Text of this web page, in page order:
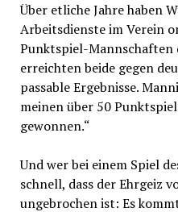
Über etliche Jahre haben
Arbeitsdienste im Verein
Punktspiel-Mannschaften
erreichten beide gegen
passable Ergebnisse.
meinen über 50
gewonnen.“
Und wer bei einem Spiel
schnell, dass der Ehrgeiz
ungebrochen ist: Es